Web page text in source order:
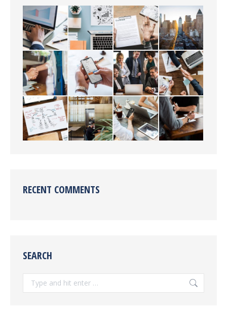
RECENT COMMENTS
SEARCH
Search: